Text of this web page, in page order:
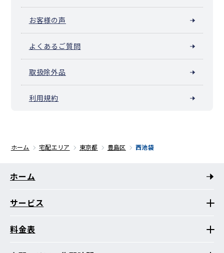
お客様の声
よくあるご質問
取扱除外品
利用規約
ホーム 宅配エリア 東京都 豊島区 西池袋
ホーム
サービス
料金表